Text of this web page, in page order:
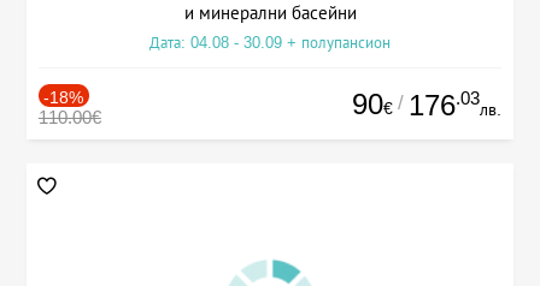
и минерални басейни
Дата: 04.08 - 30.09 + полупансион
-18%
110.00€ 90€ / 176.03
лв.